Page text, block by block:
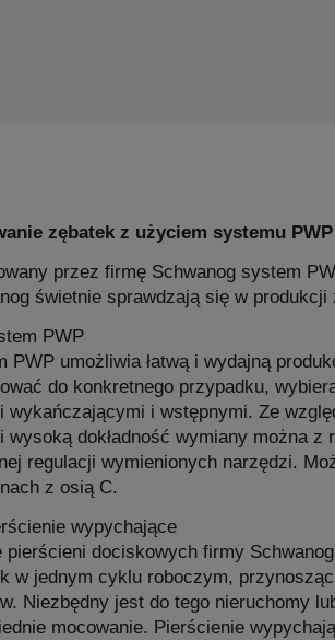
zębatek z użyciem systemu
przez firmę Schwanog system
świetnie sprawdzają się w produkcji
PWP
PWP umożliwia łatwą i wydajną
do konkretnego przypadku,
wykańczającymi i wstępnymi. Ze
i wysoką dokładność wymiany można
regulacji wymienionych narzędzi.
z osią C.
wypychające
pierścieni dociskowych firmy
w jednym cyklu roboczym,
Niezbędny jest do tego nieruchomy
mocowanie. Pierścienie